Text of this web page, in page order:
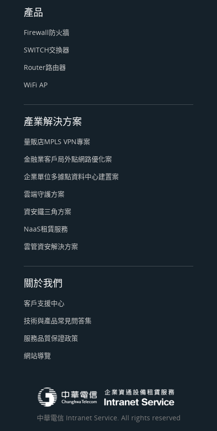
產品
Firewall防火牆
SWITCH交換器
Router路由器
WiFi AP
產業解決方案
量販店MPLS VPN專案
金融業客戶局外點網路優化案
企業單位多據點資料中心建置案
雲端守護方案
資安鐵三角方案
NaaS租賃服務
雲管資安解決方案
關於我們
客戶支援中心
技術與產品常見問答集
服務品質保證政策
網站導覽
中華電信 Intranet Service. All rights reserved